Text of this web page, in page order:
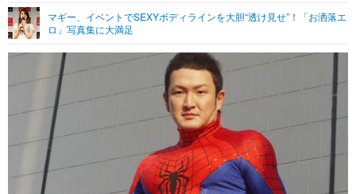
ショッピング その他
マギー、イベントでSEXYボディラインを大胆“透け見せ”！「お洒落エ
ロ」写真集に大満足